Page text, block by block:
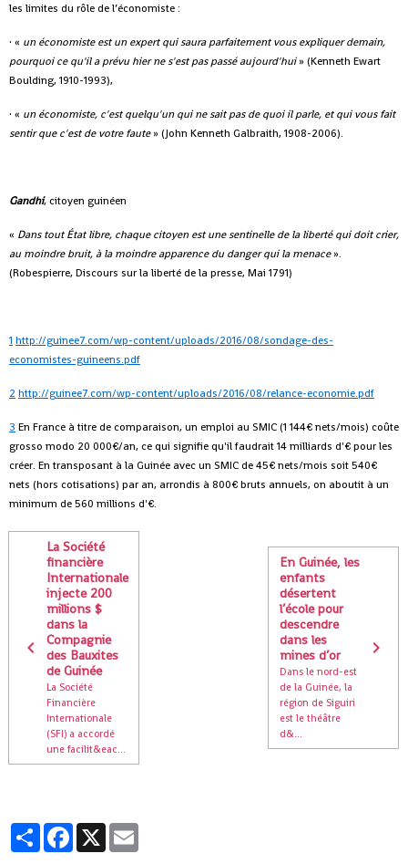
les limites du rôle de l’économiste :
· « un économiste est un expert qui saura parfaitement vous expliquer demain,
pourquoi ce qu'il a prévu hier ne s'est pas passé aujourd'hui» (Kenneth Ewart
Boulding, 1910-1993),
· « un économiste, c'est quelqu'un qui ne sait pas de quoi il parle, et qui vous fait
sentir que c'est de votre faute» (John Kenneth Galbraith, 1908-2006).
Gandhi, citoyen guinéen
« Dans tout État libre, chaque citoyen est une sentinelle de la liberté qui doit crier,
au moindre bruit, à la moindre apparence du danger qui la menace».
(Robespierre, Discours sur la liberté de la presse, Mai 1791)
1 http://guinee7.com/wp-content/uploads/2016/08/sondage-des-
economistes-guineens.pdf
2 http://guinee7.com/wp-content/uploads/2016/08/relance-economie.pdf
3 En France à titre de comparaison, un emploi au SMIC (1 144€ nets/mois) coûte
grosso modo 20 000€/an, ce qui signifie qu'il faudrait 14 milliards d'€ pour les
créer. En transposant à la Guinée avec un SMIC de 45€ nets/mois soit 540€
nets (hors cotisations) par an, arrondis à 800€ bruts annuels, on aboutit à un
minimum de 560 millions d'€.
La Société
financière
Internationale
injecte 200
millions $
dans la
Compagnie
des Bauxites
de Guinée
La Société
Financière
Internationale
(SFI) a accordé
une facilit&eac...
En Guinée, les
enfants
désertent
l’école pour
descendre
dans les
mines d’or
Dans le nord-est
de la Guinée, la
région de Siguiri
est le théâtre
d&...
PartagerFacebook
X